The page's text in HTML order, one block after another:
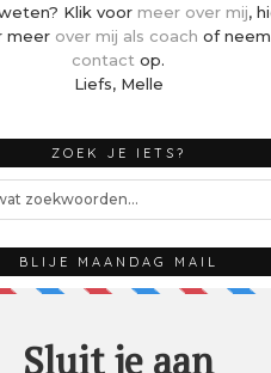
Klik voor meer over mij,
meer over mij als coach of neem
contact op.
Liefs, Melle
ZOEK JE IETS?
BLIJE MAANDAG MAIL